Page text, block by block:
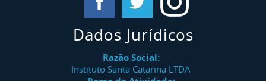
Dados Jurídicos
Razão Social:
Instituto Santa Catarina LTDA